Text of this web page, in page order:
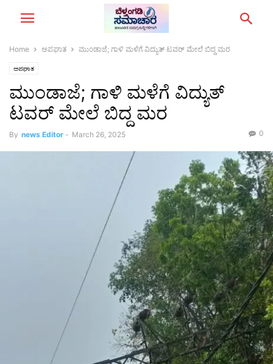
Home ಅಪಘಾತ ಮುಂಡಾಜೆ; ಗಾಳಿ ಮಳೆಗೆ ವಿದ್ಯುತ್ ಟವರ್ ಮೇಲೆ ಬಿದ್ದ ಮರ
ಅಪಘಾತ
ಮುಂಡಾಜೆ; ಗಾಳಿ ಮಳೆಗೆ ವಿದ್ಯುತ್
ಟವರ್ ಮೇಲೆ ಬಿದ್ದ ಮರ
By news Editor - March 26, 2025 0